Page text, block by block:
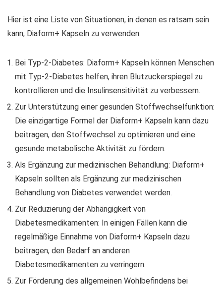
Hier ist eine Liste von Situationen, in denen es ratsam sein
kann, Diaform+ Kapseln zu verwenden:
Bei Typ-2-Diabetes: Diaform+ Kapseln können Menschen
mit Typ-2-Diabetes helfen, ihren Blutzuckerspiegel zu
kontrollieren und die Insulinsensitivität zu verbessern.
Zur Unterstützung einer gesunden Stoffwechselfunktion:
Die einzigartige Formel der Diaform+ Kapseln kann dazu
beitragen, den Stoffwechsel zu optimieren und eine
gesunde metabolische Aktivität zu fördern.
Als Ergänzung zur medizinischen Behandlung: Diaform+
Kapseln sollten als Ergänzung zur medizinischen
Behandlung von Diabetes verwendet werden.
Zur Reduzierung der Abhängigkeit von
Diabetesmedikamenten: In einigen Fällen kann die
regelmäßige Einnahme von Diaform+ Kapseln dazu
beitragen, den Bedarf an anderen
Diabetesmedikamenten zu verringern.
Zur Förderung des allgemeinen Wohlbefindens bei